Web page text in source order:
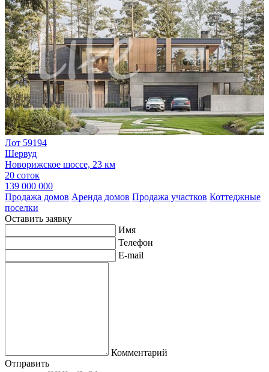
Лот 59194
Шервуд
Новорижское шоссе, 23 км
20 соток
139 000 000
Продажа домов Аренда домов Продажа участков Коттеджные
поселки
Оставить заявку
Имя
Телефон
E-mail
Комментарий
Отправить